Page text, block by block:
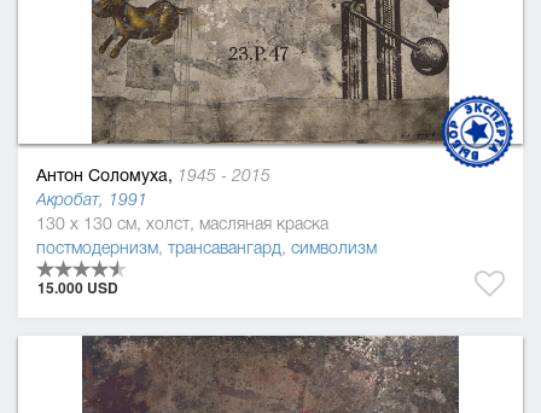
Антон Соломуха, 1945 - 2015
Акробат, 1991
130 x 130 см, холст, масляная краска
постмодернизм, трансавангард, символизм
15.000 USD